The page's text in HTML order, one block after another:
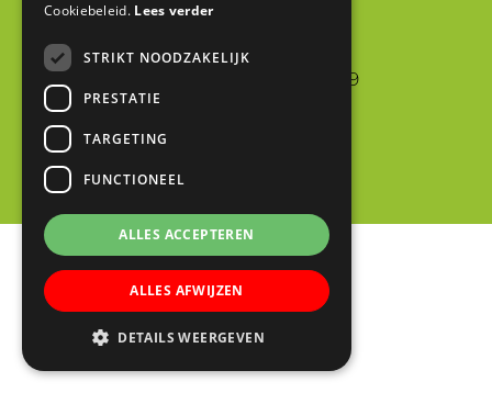
Blink
Jan van Riebeeckstraat 9
info@blinkschool.nl
Cookiebeleid. Lees verder
STRIKT NOODZAKELIJK
PRESTATIE
TARGETING
FUNCTIONEEL
ALLES ACCEPTEREN
ALLES AFWIJZEN
DETAILS WEERGEVEN